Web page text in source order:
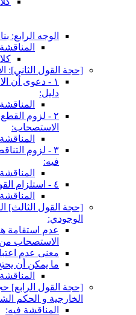
الوجه الرابع: بناء
المناقشة
[حجة القول الثاني‏]:
١ - دعوى أن
دليل:
المناقشة
٢ - لزوم القطع
الاستصحاب:
المناقشة
٣ - لزوم
فيه:
المناقشة
٤ - استلزام القول بالحجية ترجيح بينة النافي:
المناقشة
[حجة القول الثالث‏]
الوجودي:
عدم استقامة هذا
الاستصحاب من
معنى عدم
ما يمكن أن يحتج
المناقشة
[حجة القول الرابع‏]
الخارجية و الحكم
المناقشة فيه: